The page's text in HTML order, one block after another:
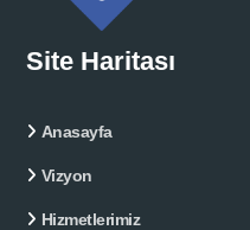
Site Haritası
Anasayfa
Vizyon
Hizmetlerimiz